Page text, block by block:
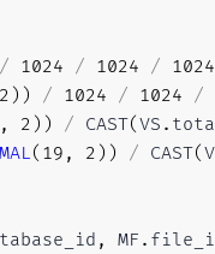
/ 1024 / 1024 / 1024
2 ) ) / 1024 / 1024 /
, 2 ) ) / CAST(VS .
( 19 , 2 ) ) / CAST(
, MF .